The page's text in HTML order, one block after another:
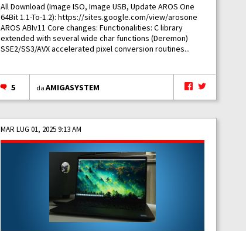
All Download (Image ISO, Image USB, Update AROS One
64Bit 1.1-To-1.2): https://sites.google.com/view/arosone
AROS ABIv11 Core changes: Functionalities: C library
extended with several wide char functions (Deremon)
SSE2/SS3/AVX accelerated pixel conversion routines...
5 daAMIGASYSTEM
MAR LUG 01, 2025 9:13 AM